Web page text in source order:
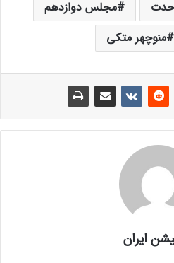
مجلس دوازدهم
منوچهر متکی
ایران